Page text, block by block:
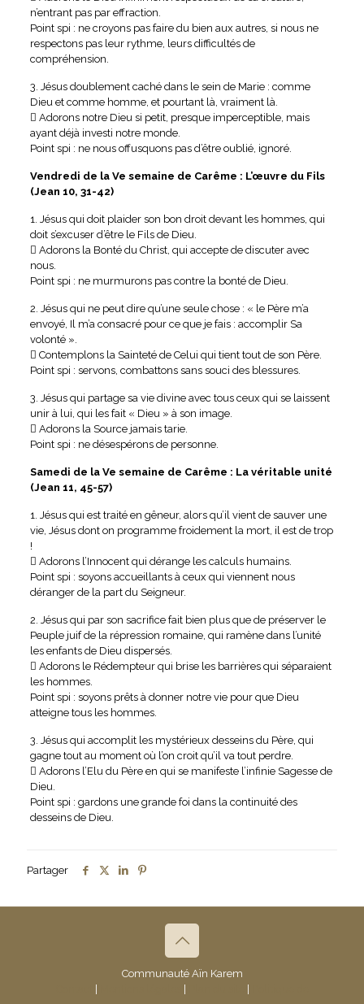
n’entrant pas par effraction.
Point spi : ne croyons pas faire du bien aux autres, si nous ne
respectons pas leur rythme, leurs difficultés de
compréhension.
3. Jésus doublement caché dans le sein de Marie : comme
Dieu et comme homme, et pourtant là, vraiment là.
 Adorons notre Dieu si petit, presque imperceptible, mais
ayant déjà investi notre monde.
Point spi : ne nous offusquons pas d’être oublié, ignoré.
Vendredi de la Ve semaine de Carême : L’œuvre du Fils
(Jean 10, 31-42)
1. Jésus qui doit plaider son bon droit devant les hommes, qui
doit s’excuser d’être le Fils de Dieu.
 Adorons la Bonté du Christ, qui accepte de discuter avec
nous.
Point spi : ne murmurons pas contre la bonté de Dieu.
2. Jésus qui ne peut dire qu’une seule chose : « le Père m’a
envoyé, Il m’a consacré pour ce que je fais : accomplir Sa
volonté ».
 Contemplons la Sainteté de Celui qui tient tout de son Père.
Point spi : servons, combattons sans souci des blessures.
3. Jésus qui partage sa vie divine avec tous ceux qui se laissent
unir à lui, qui les fait « Dieu » à son image.
 Adorons la Source jamais tarie.
Point spi : ne désespérons de personne.
Samedi de la Ve semaine de Carême : La véritable unité
(Jean 11, 45-57)
1. Jésus qui est traité en gêneur, alors qu’il vient de sauver une
vie, Jésus dont on programme froidement la mort, il est de trop
!
 Adorons l’Innocent qui dérange les calculs humains.
Point spi : soyons accueillants à ceux qui viennent nous
déranger de la part du Seigneur.
2. Jésus qui par son sacrifice fait bien plus que de préserver le
Peuple juif de la répression romaine, qui ramène dans l’unité
les enfants de Dieu dispersés.
 Adorons le Rédempteur qui brise les barrières qui séparaient
les hommes.
Point spi : soyons prêts à donner notre vie pour que Dieu
atteigne tous les hommes.
3. Jésus qui accomplit les mystérieux desseins du Père, qui
gagne tout au moment où l’on croit qu’il va tout perdre.
 Adorons l’Elu du Père en qui se manifeste l’infinie Sagesse de
Dieu.
Point spi : gardons une grande foi dans la continuité des
desseins de Dieu.
Partager
Communauté Aïn Karem